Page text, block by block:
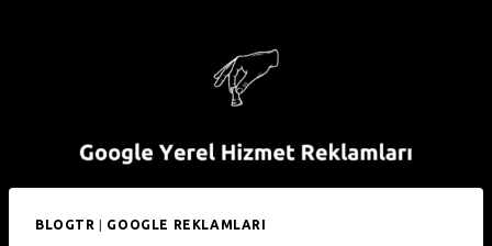
BLOGTR | GOOGLE REKLAMLARI